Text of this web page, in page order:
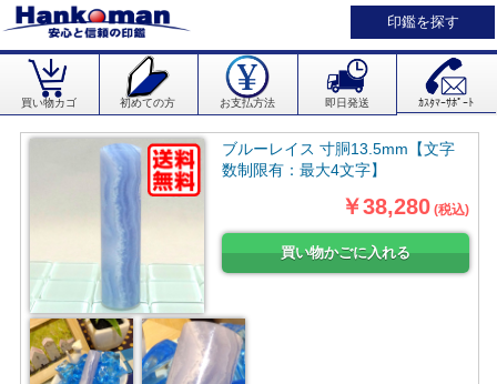
印鑑を探す
買い物カゴ 初めての方 お支払方法 即日発送 ｶｽﾀﾏｰｻﾎﾟｰﾄ
ブルーレイス 寸胴13.5mm【文字
数制限有：最大4文字】
￥38,280 (税込)